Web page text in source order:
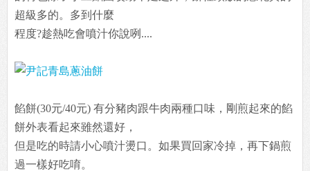
超級多的。多到什麼
程度?趁熱吃會噴汁你說咧....
餡餅(30元/40元) 有分豬肉跟牛肉兩種口味，剛煎起來的餡
餅外表看起來雖然還好，
但是吃的時請小心噴汁燙口。如果買回家冷掉，再下鍋煎
過一樣好吃唷。